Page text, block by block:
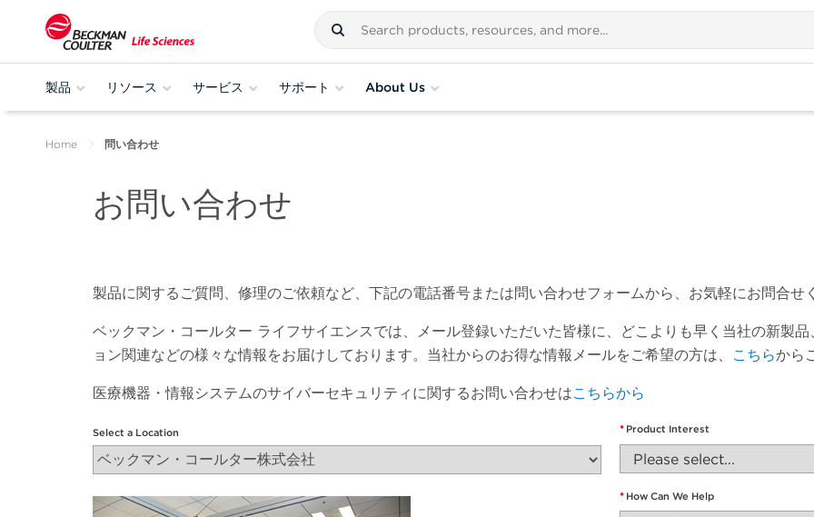
製品 リソース サービス サポート About Us
Home 問い合わせ
お問い合わせ
製品に関するご質問、修理のご依頼など、下記の電話番号または問い合わせフォームから、お気軽にお問合せ
ベックマン・コールター ライフサイエンスでは、メール登録いただいた皆様に、どこよりも早く当社の新製
ョン関連などの様々な情報をお届けしております。当社からのお得な情報メールをご希望の方は、
こちらから
医療機器・情報システムのサイバーセキュリティに関するお問い合わせはこちらから
Select a Location * Product Interest
* How Can We Help